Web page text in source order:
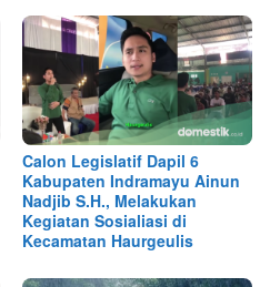
Calon Legislatif Dapil 6
Kabupaten Indramayu Ainun
Nadjib S.H., Melakukan
Kegiatan Sosialiasi di
Kecamatan Haurgeulis